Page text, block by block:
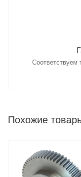
Соответствуем
Похожие